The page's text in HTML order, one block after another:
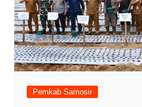
Pemkab Samosir